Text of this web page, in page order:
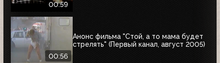
00:59
00:56
Анонс фильма "Стой, а то мама будет
стрелять" (Первый канал, август 2005)